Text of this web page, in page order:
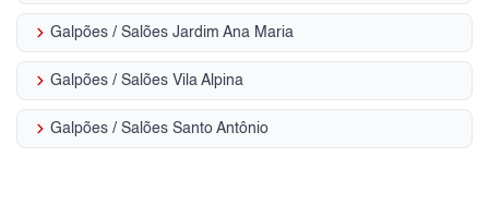
keyboard_arrow_right Galpões / Salões Jardim Ana Maria
keyboard_arrow_right Galpões / Salões Vila Alpina
keyboard_arrow_right Galpões / Salões Santo Antônio